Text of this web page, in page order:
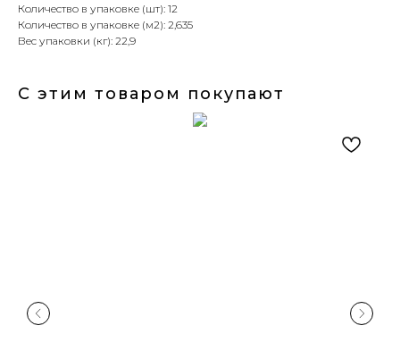
Количество в упаковке (шт): 12
Количество в упаковке (м2): 2,635
Вес упаковки (кг): 22,9
С этим товаром покупают